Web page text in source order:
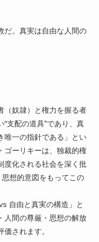
だ。真実は自由な人間の
（奴隷）と権力を握る者
“支配の道具”であり、真
唯一の指針である」とい
ゴーリキーは、独裁的権
度化される社会を深く批
思想的意図をもってこの
自由と真実の構造」と
人間の尊厳・思想の解放
されます。